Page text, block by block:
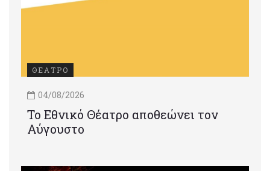
ΘΕΑΤΡΟ
04/08/2026
Το Εθνικό Θέατρο αποθεώνει τον
Αύγουστο